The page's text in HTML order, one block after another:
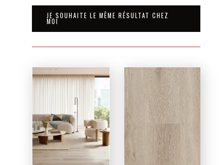
JE SOUHAITE LE MÊME RÉSULTAT CHEZ
MOI